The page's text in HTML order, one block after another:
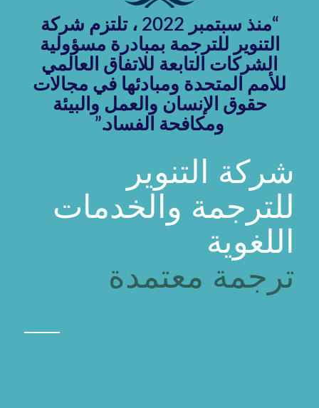
“منذ سبتمبر 2022 ، تلتزم شركة
التنوير للترجمة بمبادرة مسؤولية
الشركات التابعة للاتفاق العالمي
للأمم المتحدة ومبادئها في مجالات
حقوق الإنسان والعمل والبيئة
ومكافحة الفساد.”
شركة التنوير
للترجمة والخدمات
اللغوية
ترجمة معتمدة